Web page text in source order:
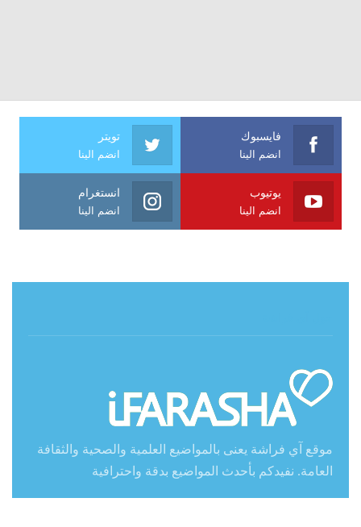
فايسبوك
انضم الينا
تويتر
انضم الينا
يوتيوب
انضم الينا
انستغرام
انضم الينا
موقع آي فراشة يعنى بالمواضيع العلمية والصحية والثقافة
العامة. نفيدكم بأحدث المواضيع بدقة واحترافية